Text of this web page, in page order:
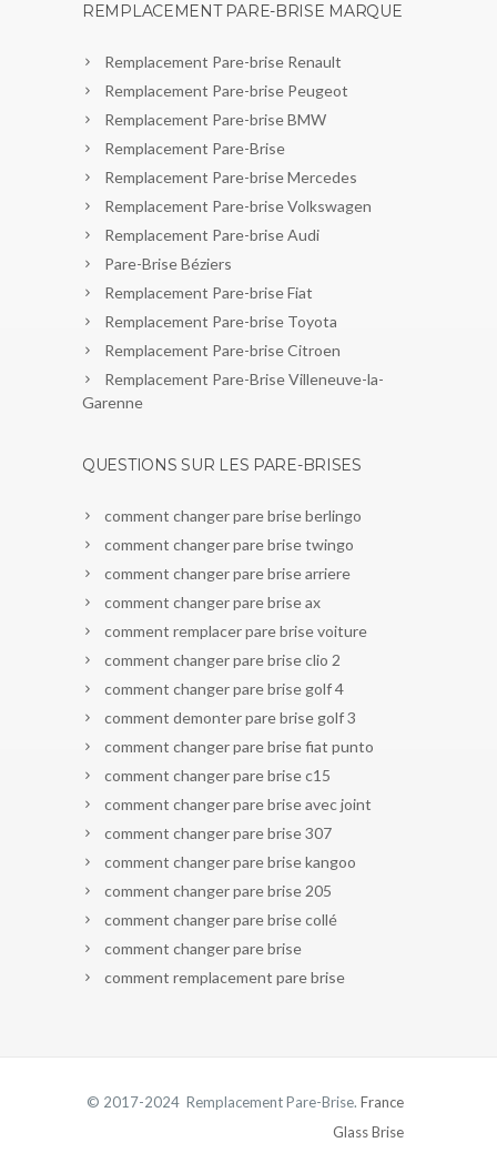
REMPLACEMENT PARE-BRISE MARQUE
Remplacement Pare-brise Renault
Remplacement Pare-brise Peugeot
Remplacement Pare-brise BMW
Remplacement Pare-Brise
Remplacement Pare-brise Mercedes
Remplacement Pare-brise Volkswagen
Remplacement Pare-brise Audi
Pare-Brise Béziers
Remplacement Pare-brise Fiat
Remplacement Pare-brise Toyota
Remplacement Pare-brise Citroen
Remplacement Pare-Brise Villeneuve-la-
Garenne
QUESTIONS SUR LES PARE-BRISES
comment changer pare brise berlingo
comment changer pare brise twingo
comment changer pare brise arriere
comment changer pare brise ax
comment remplacer pare brise voiture
comment changer pare brise clio 2
comment changer pare brise golf 4
comment demonter pare brise golf 3
comment changer pare brise fiat punto
comment changer pare brise c15
comment changer pare brise avec joint
comment changer pare brise 307
comment changer pare brise kangoo
comment changer pare brise 205
comment changer pare brise collé
comment changer pare brise
comment remplacement pare brise
© 2017-2024 Remplacement Pare-Brise. France
Glass Brise